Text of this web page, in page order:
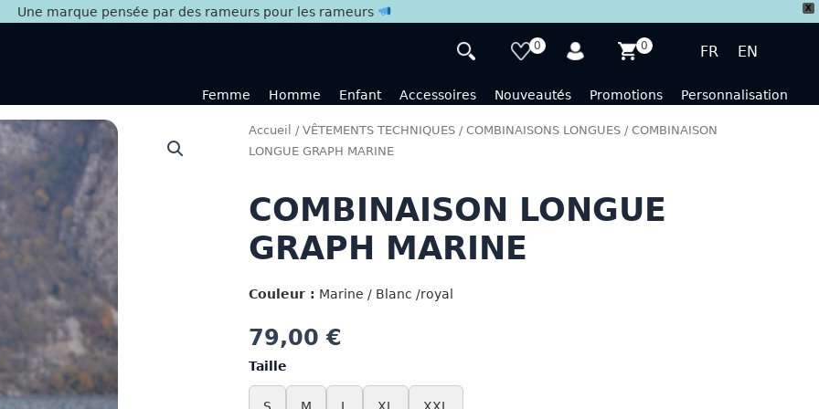
X
Une marque pensée par des rameurs pour les rameurs
0 0 FR EN
Femme Homme Enfant Accessoires Nouveautés Promotions Personnalisation
Accueil / VÊTEMENTS TECHNIQUES / COMBINAISONS LONGUES / COMBINAISON
LONGUE GRAPH MARINE
COMBINAISON LONGUE
GRAPH MARINE
Couleur : Marine / Blanc /royal
79,00€
Taille
S M L XL XXL